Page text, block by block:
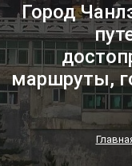
Город
маршруты,